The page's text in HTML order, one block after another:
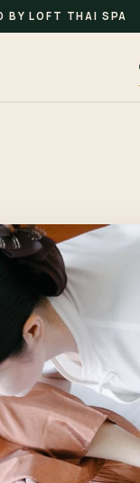
BY LOFT THAI SPA